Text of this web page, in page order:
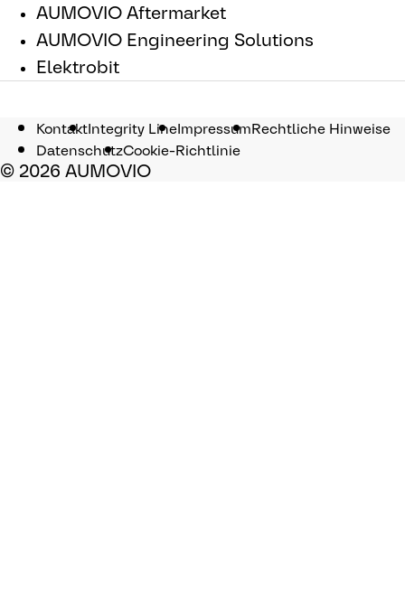
AUMOVIO Aftermarket
AUMOVIO Engineering Solutions
Elektrobit
KontaktIntegrity LineImpressumRechtliche Hinweise
DatenschutzCookie-Richtlinie
© 2026 AUMOVIO